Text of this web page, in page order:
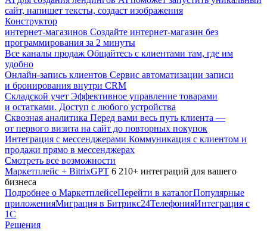
сайт, напишет тексты, создаст изображения
Конструктор
интернет-магазинов Создайте интернет-магазин без
программирования за 2 минуты
Все каналы продаж Общайтесь с клиентами там, где им
удобно
Онлайн-запись клиентов Сервис автоматизации записи
и бронирования внутри CRM
Складской учет Эффективное управление товарами
и остатками. Доступ с любого устройства
Сквозная аналитика Перед вами весь путь клиента —
от первого визита на сайт до повторных покупок
Интеграция с мессенджерами Коммуникация с клиентом и
продажи прямо в мессенджерах
Смотреть все возможности
Маркетплейс + BitrixGPT 6 210+ интеграций для вашего
бизнеса
Подробнее о МаркетплейсеПерейти в каталогПопулярные
приложенияМиграция в Битрикс24ТелефонияИнтеграция с
1С
Решения